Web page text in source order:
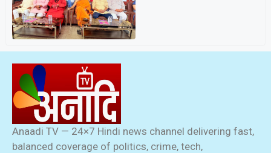
Anaadi TV — 24×7 Hindi news channel delivering fast,
balanced coverage of politics, crime, tech,